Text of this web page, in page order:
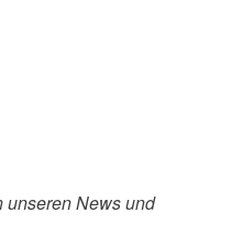
unseren News und